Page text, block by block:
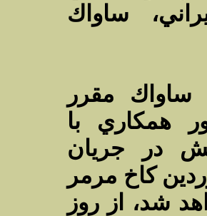
ساواك
ساواك مقرر
همكاري با
در جريان
حادثه 21 فروردين كاخ مرمر
شد، از روز